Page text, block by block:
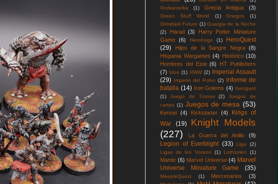
Gorkamorka
(1) Grecia Antigua (3)
Green Stuff World (1) Griegos
(1)
Grimdark Future (1) Guargia de la Noche
(2)
Harad (3)
Harry Potter Miniature
Game
(6) Heroforge (1)
HeroQuest
(29)
Hijos de la Sangre Negra
(8)
Hispania Wargames (4) Histórico (10)
Hombres del Este (6)
HT Publishers
(7) Idos (1) IIWW (2)
Imperial Assault
(29) Imperio del Polvo (2)
Informe de
batalla (14) Iron Golems (4) Isengard
(1)
Juego de Tronos (2)
Juegos de
cartas (1) Juegos de mesa (53)
Kensei (4) Kickstarter (4)
Kings of
War
(19)
Knight Models
(227)
La Guerra del Anillo (9)
Legion of Everblight (33) Liga
(2)
Ligas de los Votann
(1) Lothlorien (1)
Mantic (6) Marvel Universe (4) Marvel
Universe Miniature Game
(35)
MeepleQuest (1) Mercenarios (3)